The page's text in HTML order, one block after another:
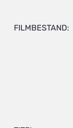
FILMBESTAND: